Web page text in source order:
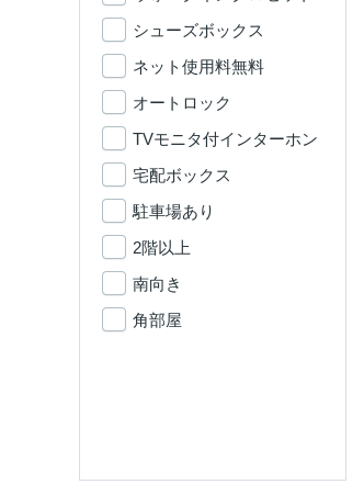
シューズボックス
ネット使用料無料
オートロック
TVモニタ付インターホン
宅配ボックス
駐車場あり
2階以上
南向き
角部屋